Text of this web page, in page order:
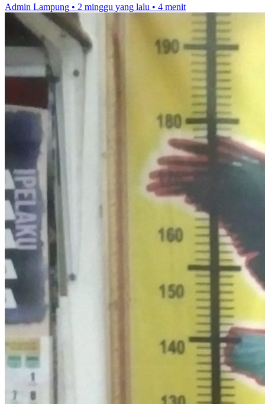
Admin Lampung • 2 minggu yang lalu • 4 menit